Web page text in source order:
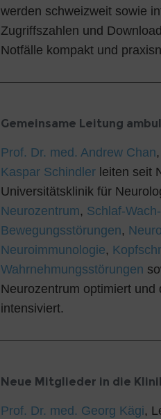
werden schweizweit sowie
Zugriffszahlen und
Notfälle kompakt und
Gemeinsame Leitung
Prof. Dr. med. Andrew Chan,
Kaspar Schindler leiten seit
Universitätsklinik für
Neurozentrum, Schlaf-
Bewegungsstörungen,
Neuroimmunologie,
Wahrnehmungsstörungen
Neurozentrum optimiert
intensiviert.
Neue Mitglieder in die
Prof. Dr. med. Georg Kägi,